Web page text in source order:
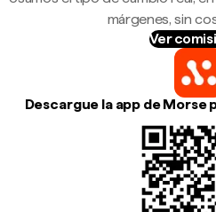
márgenes, sin
Ver
Descargue la app de Morse